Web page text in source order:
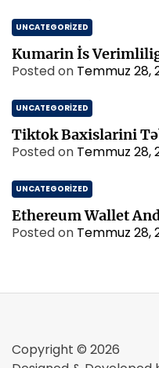
UNCATEGORIZED
Kumarin İs
Posted on Temmuz 28,
UNCATEGORIZED
Tiktok Baxislarini
Posted on Temmuz 28,
UNCATEGORIZED
Ethereum Wallet
Posted on Temmuz 28,
Copyright © 2026